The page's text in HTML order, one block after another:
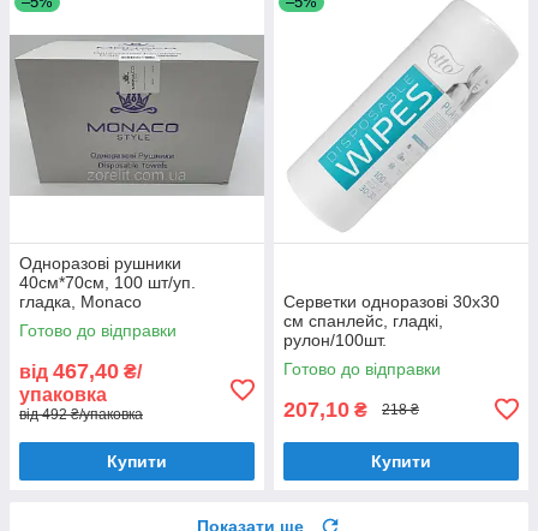
Одноразові рушники
40см*70см, 100 шт/уп.
гладка, Monaco
Готово до відправки
від 467,40 ₴/
упаковка
від 492 ₴/упаковка
Купити
Серветки одноразові 30х30
см спанлейс, гладкі,
рулон/100шт.
Готово до відправки
207,10 ₴ 218 ₴
Купити
Показати ще